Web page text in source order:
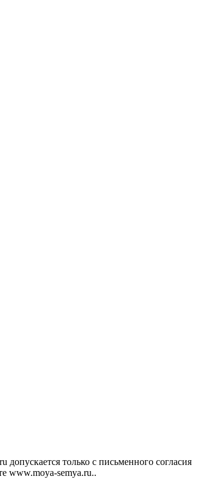
только с письменного согласия
www.moya-semya.ru..